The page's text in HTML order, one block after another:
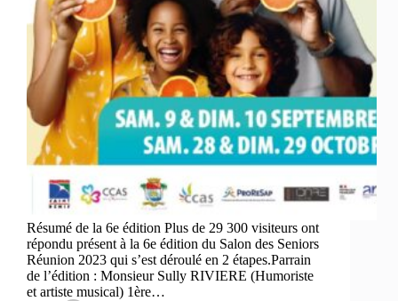
Résumé de la 6e édition Plus de 29 300 visiteurs ont
répondu présent à la 6e édition du Salon des Seniors
Réunion 2023 qui s’est déroulé en 2 étapes.Parrain
de l’édition : Monsieur Sully RIVIERE (Humoriste
et artiste musical) 1ère…